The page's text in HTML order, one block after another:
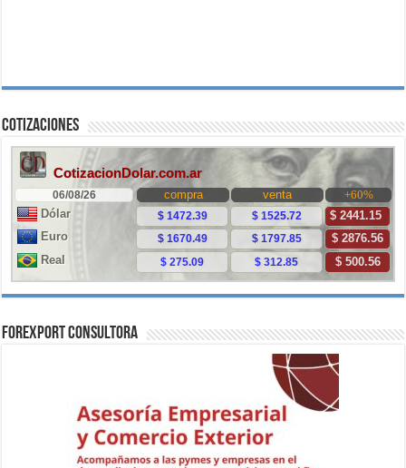
Cotizaciones
ForExport Consultora